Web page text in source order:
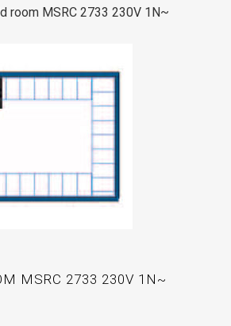
room MSRC 2733 230V 1N~
MSRC 2733 230V 1N~